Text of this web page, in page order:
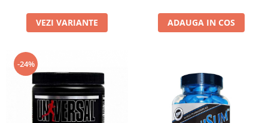
VEZI VARIANTE ADAUGA IN COS
-24%